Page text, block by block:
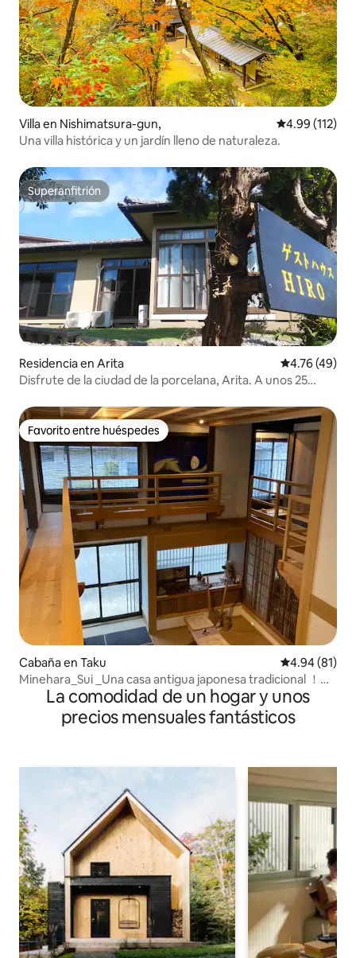
Villa en Nishimatsura-gun, Calificación
4.99 (112)
Una villa histórica y un jardín lleno de naturaleza.
Superanfitrión
Superanfitrión
Residencia en Arita Calificación
4.76 (49)
Disfrute de la ciudad de la porcelana, Arita. A unos 25
Favorito entre huéspedes
Favorito entre huéspedes
Cabaña en Taku Calificación
4.94 (81)
Minehara_Sui _Una casa antigua japonesa tradicional ！
La comodidad de un hogar y unos
precios mensuales fantásticos